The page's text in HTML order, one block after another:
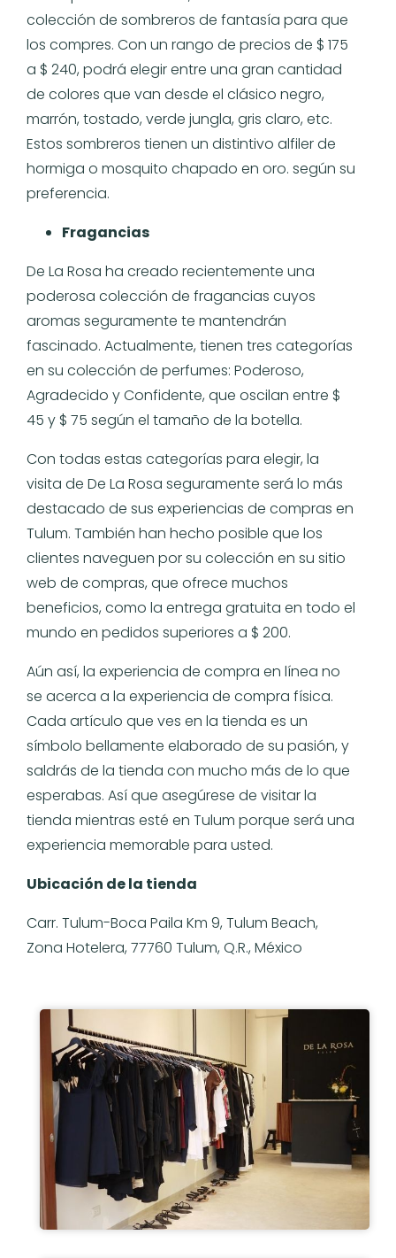
colección de sombreros de fantasía para que
los compres. Con un rango de precios de $ 175
a $ 240, podrá elegir entre una gran cantidad
de colores que van desde el clásico negro,
marrón, tostado, verde jungla, gris claro, etc.
Estos sombreros tienen un distintivo alfiler de
hormiga o mosquito chapado en oro. según su
preferencia.
Fragancias
De La Rosa ha creado recientemente una
poderosa colección de fragancias cuyos
aromas seguramente te mantendrán
fascinado. Actualmente, tienen tres categorías
en su colección de perfumes: Poderoso,
Agradecido y Confidente, que oscilan entre $
45 y $ 75 según el tamaño de la botella.
Con todas estas categorías para elegir, la
visita de De La Rosa seguramente será lo más
destacado de sus experiencias de compras en
Tulum. También han hecho posible que los
clientes naveguen por su colección en su sitio
web de compras, que ofrece muchos
beneficios, como la entrega gratuita en todo el
mundo en pedidos superiores a $ 200.
Aún así, la experiencia de compra en línea no
se acerca a la experiencia de compra física.
Cada artículo que ves en la tienda es un
símbolo bellamente elaborado de su pasión, y
saldrás de la tienda con mucho más de lo que
esperabas. Así que asegúrese de visitar la
tienda mientras esté en Tulum porque será una
experiencia memorable para usted.
Ubicación de la tienda
Carr. Tulum-Boca Paila Km 9, Tulum Beach,
Zona Hotelera, 77760 Tulum, Q.R., México